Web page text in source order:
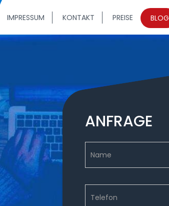
IMPRESSUM KONTAKT PREISE BLOG
ANFRAGE